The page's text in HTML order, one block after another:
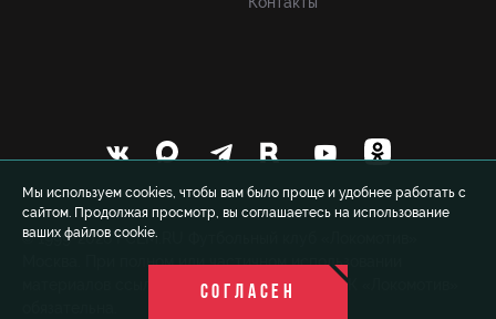
Мы используем cookies, чтобы вам было проще и удобнее работать с
сайтом. Продолжая просмотр, вы соглашаетесь на использование
ваших файлов cookie.
СОГЛАСЕН
© 1999-2026 FCLM.RU Футбольный клуб «Локомотив»
Москва. При полном или частичном использовании
материалов ссылка на официальный сайт ФК «Локомотив»